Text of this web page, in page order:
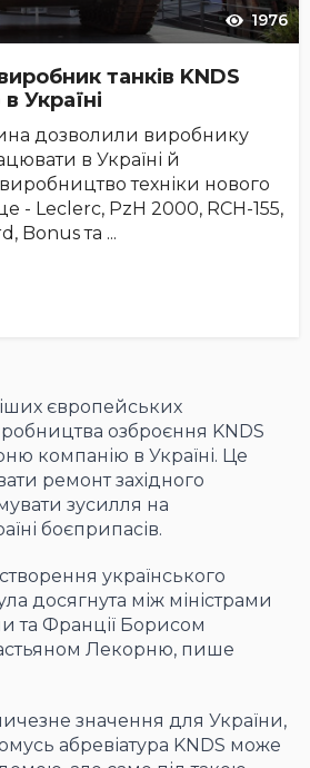
1976
танків KNDS
Україні
дозволили виробнику
в Україні й
техніки нового
- Leclerc, PzH 2000, RCH-155,
Bonus та ...
європейських
озброєння KNDS
компанію в Україні. Це
ремонт західного
зусилля на
боєприпасів.
українського
досягнута між міністрами
та Франції Борисом
Лекорню, пише
значення для України,
абревіатура KNDS може